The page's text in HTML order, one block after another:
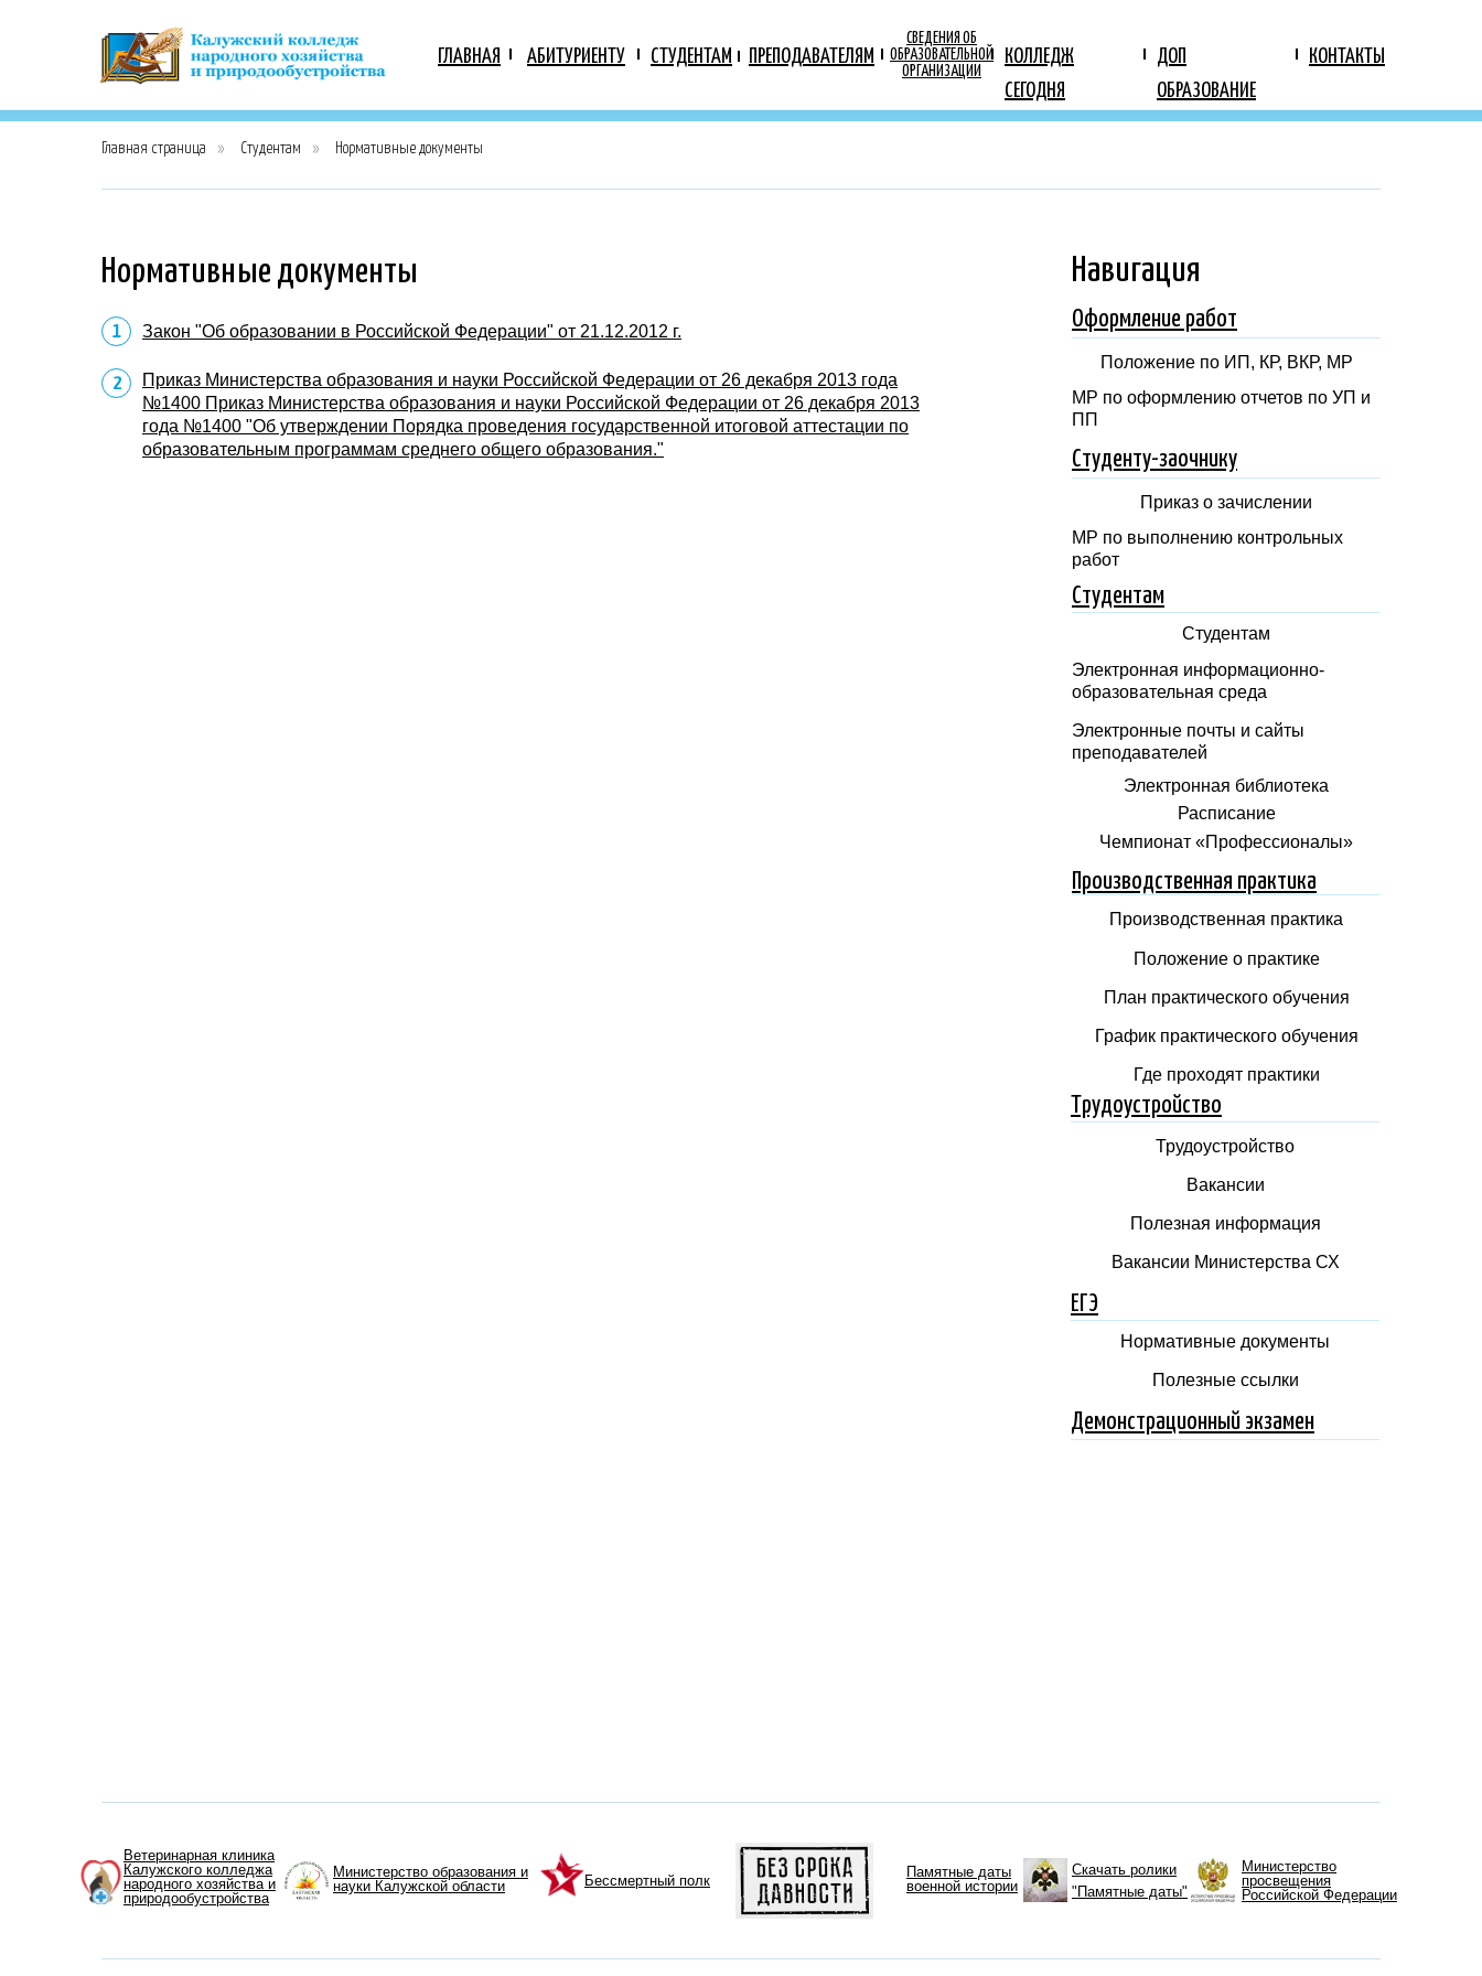
СТУДЕНТАМ
АБИТУРИЕНТУ
ГЛАВНАЯ КОНТАКТЫ
ДОП
ОБРАЗОВАНИЕ
КОЛЛЕДЖ
СЕГОДНЯ
СВЕДЕНИЯ ОБ
ОБРАЗОВАТЕЛЬНОЙ
ОРГАНИЗАЦИИ
ПРЕПОДАВАТЕЛЯМ
СТУДЕНТАМ
Главная страница » Студентам » Нормативные документы
Оформление работ
Положение по ИП, КР, ВКР, МР
МР по оформлению отчетов по УП и
ПП
Приказ о зачислении
МР по выполнению контрольных
работ
Электронная информационно-
образовательная среда
Положение о практике
Производственная практика
План практического обучения
График практического обучения
Где проходят практики
Вакансии
Полезная информация
Вакансии Министерства СХ
Нормативные документы
Полезные ссылки
Чемпионат «Профессионалы»
Студенту-заочнику
Студентам
Электронные почты и сайты
преподавателей
Электронная библиотека
Расписание
Трудоустройство
ЕГЭ
Демонстрационный экзамен
Навигация
Студентам
Производственная практика
Трудоустройство
Нормативные документы
Закон "Об образовании в Российской Федерации" от 21.12.2012 г.
Приказ Министерства образования и науки Российской Федерации от 26 декабря 2013 года
№1400 Приказ Министерства образования и науки Российской Федерации от 26 декабря 2013
года №1400 "Об утверждении Порядка проведения государственной итоговой аттестации по
образовательным программам среднего общего образования."
Ветеринарная клиника
Калужского колледжа
народного хозяйства и
природообустройства
Министерство образования и
науки Калужской области
Бессмертный полк
Министерство
просвещения
Российской Федерации
Памятные даты
военной истории
Скачать ролики
"Памятные даты"